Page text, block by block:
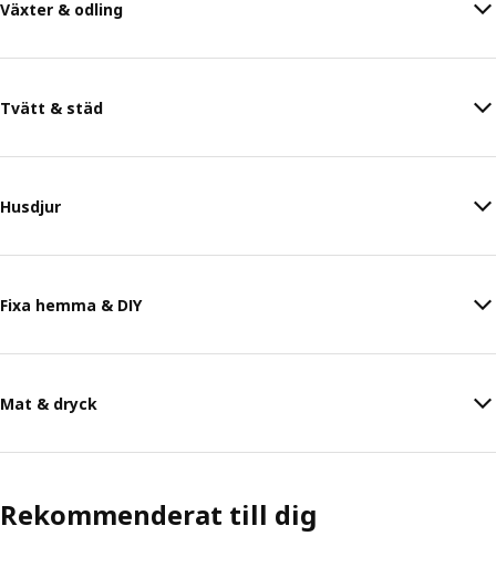
Växter & odling
Tvätt & städ
Husdjur
Fixa hemma & DIY
Mat & dryck
Rekommenderat till dig